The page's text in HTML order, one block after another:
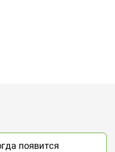
появится